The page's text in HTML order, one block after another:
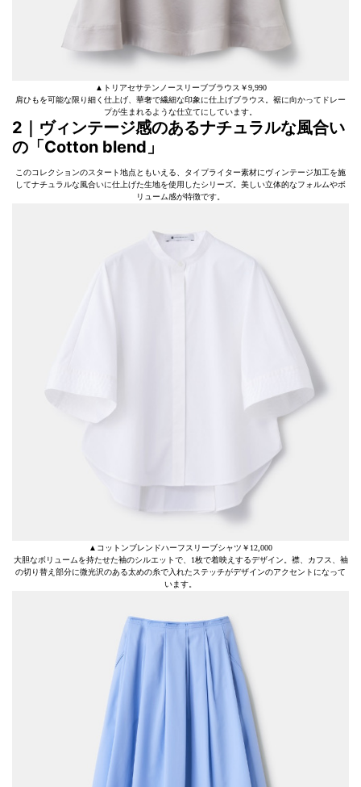
▲トリアセサテンノースリーブブラウス￥9,990
肩ひもを可能な限り細く仕上げ、華奢で繊細な印象に仕上げブラウス。裾に向かってドレー
プが生まれるような仕立てにしています。
2｜ヴィンテージ感のあるナチュラルな風合い
の「Cotton blend」
このコレクションのスタート地点ともいえる、タイプライター素材にヴィンテージ加工を施
してナチュラルな風合いに仕上げた生地を使用したシリーズ。美しい立体的なフォルムやボ
リューム感が特徴です。
▲コットンブレンドハーフスリーブシャツ￥12,000
大胆なボリュームを持たせた袖のシルエットで、1枚で着映えするデザイン。襟、カフス、袖
の切り替え部分に微光沢のある太めの糸で入れたステッチがデザインのアクセントになって
います。